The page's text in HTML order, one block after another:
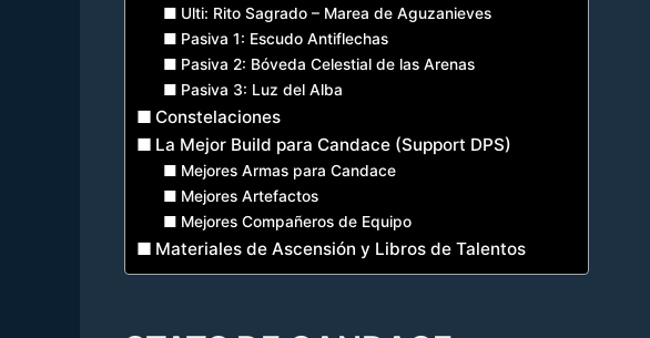
Ulti: Rito Sagrado – Marea de Aguzanieves
Pasiva 1: Escudo Antiflechas
Pasiva 2: Bóveda Celestial de las Arenas
Pasiva 3: Luz del Alba
Constelaciones
La Mejor Build para Candace (Support DPS)
Mejores Armas para Candace
Mejores Artefactos
Mejores Compañeros de Equipo
Materiales de Ascensión y Libros de Talentos